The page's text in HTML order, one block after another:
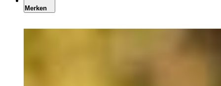
Merken